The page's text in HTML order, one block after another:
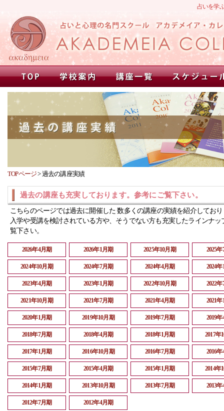
占いを学
TOPページ>過去の講座実績
過去の講座も充実しております。参考にご覧下さい。
こちらのページでは過去に開催した 数多くの講座の実績を紹介してお
入学や受講を検討されている方や、そうでない方も充実したラインナッ
覧下さい。
2026年4月期 2026年1月期 2025年10月期 2025
2024年10月期 2024年7月期 2024年4月期 2024
2023年4月期 2023年1月期 2022年10月期 2022
2021年10月期 2021年7月期 2021年4月期 2021
2020年1月期 2019年10月期 2019年7月期 2019
2018年7月期 2018年4月期 2018年1月期 2017年
2017年1月期 2016年10月期 2016年7月期 2016
2015年7月期 2015年4月期 2015年1月期 2014年
2014年1月期 2013年10月期 2013年7月期 2013
2012年7月期 2012年4月期